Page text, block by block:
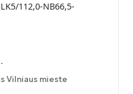
112,0-NB66,5-
Vilniaus mieste